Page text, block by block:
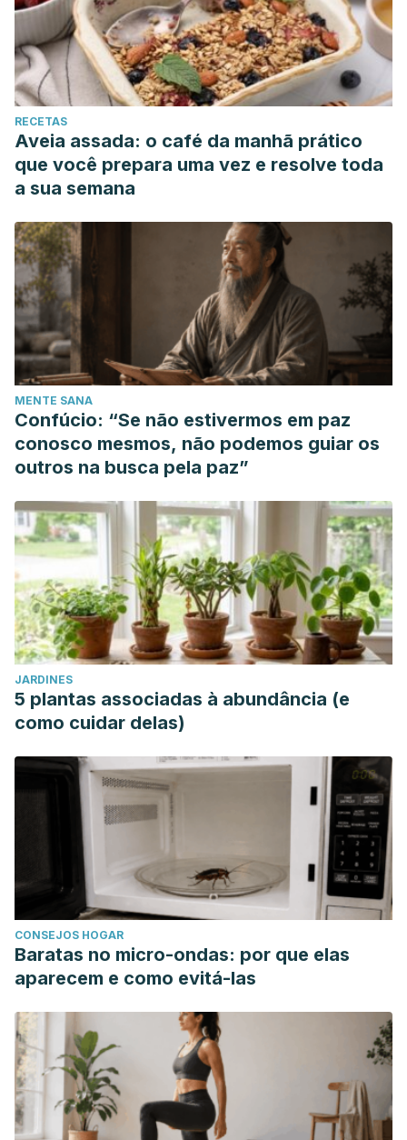
RECETAS
Aveia assada: o café da manhã prático
que você prepara uma vez e resolve toda
a sua semana
MENTE SANA
Confúcio: “Se não estivermos em paz
conosco mesmos, não podemos guiar os
outros na busca pela paz”
JARDINES
5 plantas associadas à abundância (e
como cuidar delas)
CONSEJOS HOGAR
Baratas no micro-ondas: por que elas
aparecem e como evitá-las